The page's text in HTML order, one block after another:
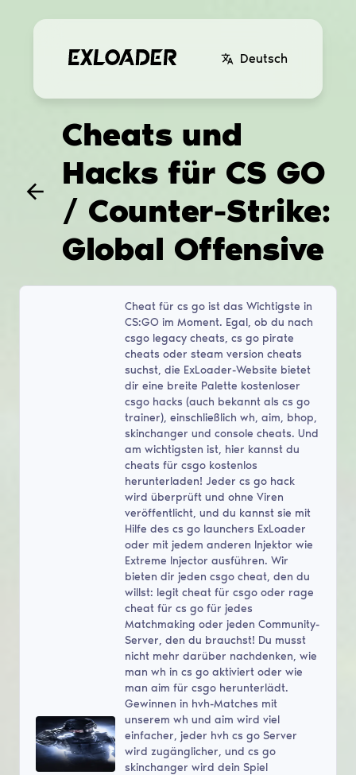
Deutsch
Cheats und
Hacks für CS GO
/ Counter-Strike:
Global Offensive
Cheat für cs go ist das Wichtigste in
CS:GO im Moment. Egal, ob du nach
csgo legacy cheats, cs go pirate
cheats oder steam version cheats
suchst, die ExLoader-Website bietet
dir eine breite Palette kostenloser
csgo hacks (auch bekannt als cs go
trainer), einschließlich wh, aim, bhop,
skinchanger und console cheats. Und
am wichtigsten ist, hier kannst du
cheats für csgo kostenlos
herunterladen! Jeder cs go hack
wird überprüft und ohne Viren
veröffentlicht, und du kannst sie mit
Hilfe des cs go launchers ExLoader
oder mit jedem anderen Injektor wie
Extreme Injector ausführen. Wir
bieten dir jeden csgo cheat, den du
willst: legit cheat für csgo oder rage
cheat für cs go für jedes
Matchmaking oder jeden Community-
Server, den du brauchst! Du musst
nicht mehr darüber nachdenken, wie
man wh in cs go aktiviert oder wie
man aim für csgo herunterlädt.
Gewinnen in hvh-Matches mit
unserem wh und aim wird viel
einfacher, jeder hvh cs go Server
wird zugänglicher, und cs go
skinchanger wird dein Spiel